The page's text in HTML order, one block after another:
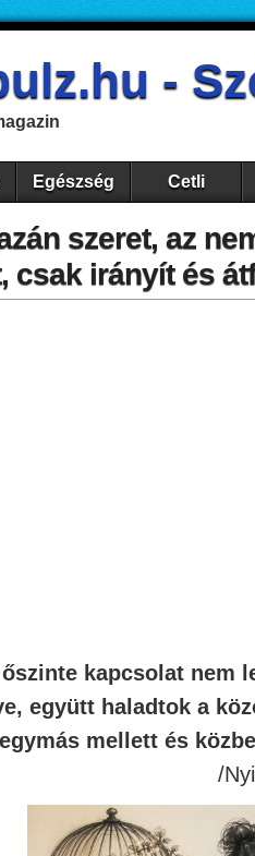
-
Egészség Cetli
szeret, az
csak irányít és
őszinte kapcsolat nem
együtt haladtok a
mellett és
/